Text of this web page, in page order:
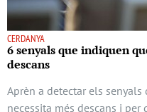
CERDANYA
6 senyals que indiquen
descans
Aprèn a detectar els
necessita més descans i